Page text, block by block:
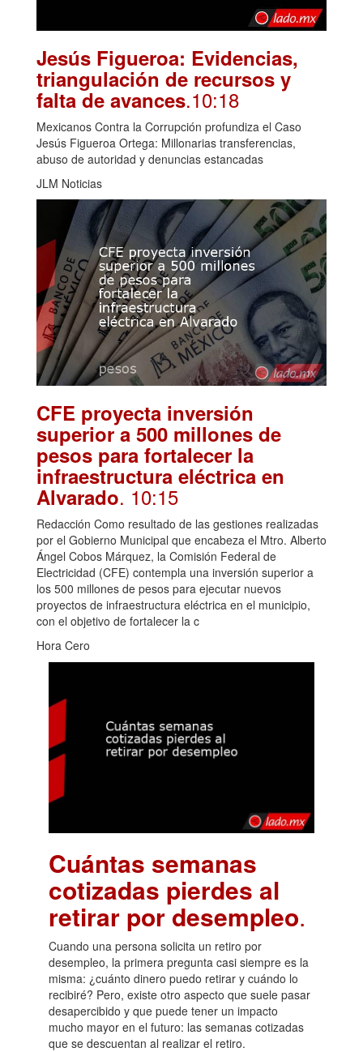
Jesús Figueroa: Evidencias,
triangulación de recursos y
falta de avances.10:18
Mexicanos Contra la Corrupción profundiza el Caso
Jesús Figueroa Ortega: Millonarias transferencias,
abuso de autoridad y denuncias estancadas
JLM Noticias
CFE proyecta inversión
superior a 500 millones de
pesos para fortalecer la
infraestructura eléctrica en
Alvarado. 10:15
Redacción Como resultado de las gestiones realizadas
por el Gobierno Municipal que encabeza el Mtro. Alberto
Ángel Cobos Márquez, la Comisión Federal de
Electricidad (CFE) contempla una inversión superior a
los 500 millones de pesos para ejecutar nuevos
proyectos de infraestructura eléctrica en el municipio,
con el objetivo de fortalecer la c
Hora Cero
Cuántas semanas
cotizadas pierdes al
retirar por desempleo.
Cuando una persona solicita un retiro por
desempleo, la primera pregunta casi siempre es la
misma: ¿cuánto dinero puedo retirar y cuándo lo
recibiré? Pero, existe otro aspecto que suele pasar
desapercibido y que puede tener un impacto
mucho mayor en el futuro: las semanas cotizadas
que se descuentan al realizar el retiro.